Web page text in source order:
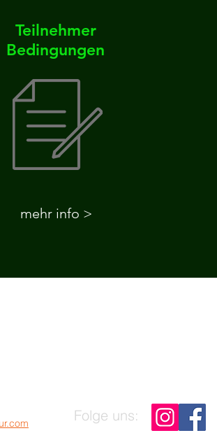
Teilnehmer
Bedingungen
mehr info >
Folge uns: